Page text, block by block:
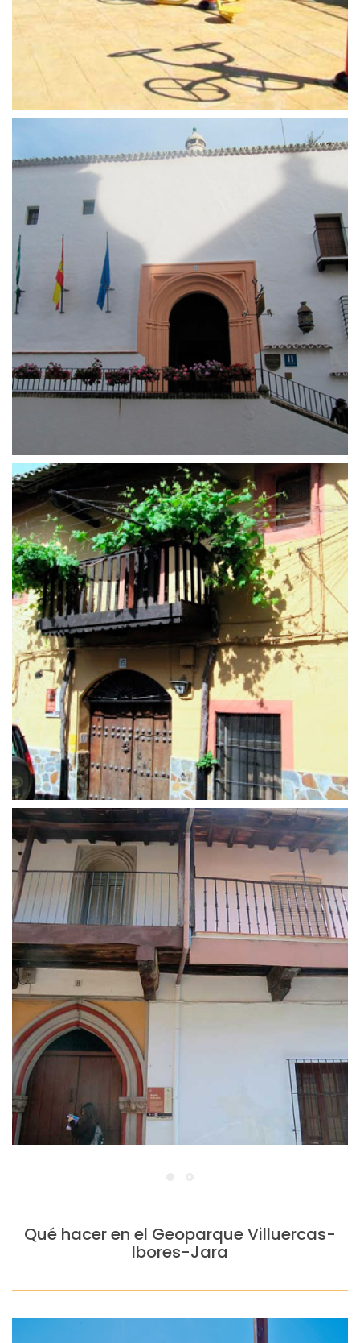
25 de abril de 2016
Hospital de San Juan Bautista
25 de abril de 2016
Hospital de la Pasión
25 de abril de 2016
Hospital Nuevo o de Mujeres
Qué hacer en el Geoparque Villuercas-
Ibores-Jara